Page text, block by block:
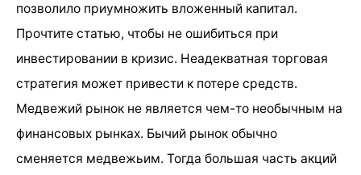
позволило приумножить вложенный капитал.
Прочтите статью, чтобы не ошибиться при
инвестировании в кризис. Неадекватная торговая
стратегия может привести к потере средств.
Медвежий рынок не является чем-то необычным на
финансовых рынках. Бычий рынок обычно
сменяется медвежьим. Тогда большая часть акций